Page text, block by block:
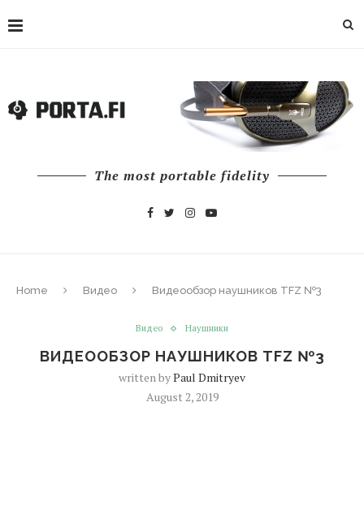
The most portable fidelity
Home Видео Видеообзор наушников TFZ №3
Видео Наушники
ВИДЕООБЗОР НАУШНИКОВ TFZ №3
written byPaul Dmitryev
August 2, 2019